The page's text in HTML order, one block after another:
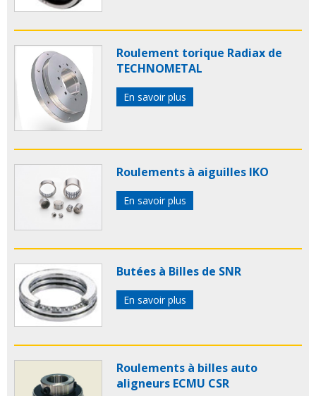
Roulement torique Radiax de
TECHNOMETAL
En savoir plus
Roulements à aiguilles IKO
En savoir plus
Butées à Billes de SNR
En savoir plus
Roulements à billes auto
aligneurs ECMU CSR